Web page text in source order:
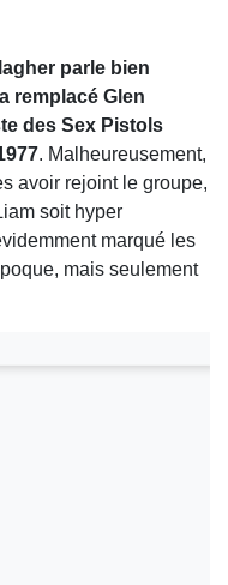
parle bien
remplacé Glen
des Sex Pistols
. Malheureusement,
avoir rejoint le groupe,
soit hyper
marqué les
mais seulement